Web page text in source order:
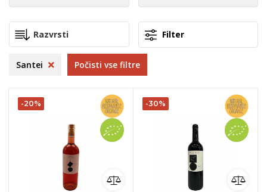
Filter
Santei Počisti vse filtre
-20% -30%